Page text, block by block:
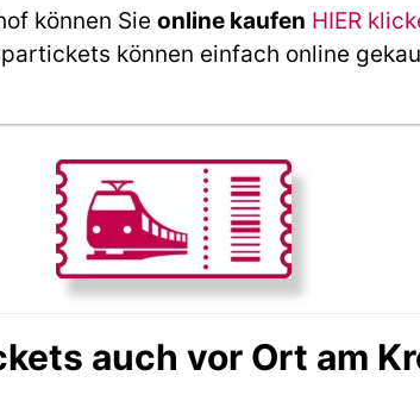
können Sie online kaufen HIER
können einfach online
auch vor Ort am